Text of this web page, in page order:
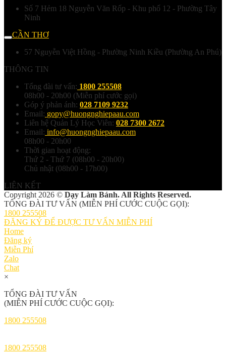
Số 7 Hẻm 18 Nguyễn Văn Rốp - Khu phố 12 - Phường Tây
Ninh
CẦN THƠ
57 Nguyễn Việt Hồng - Phường Ninh Kiều (Phường An Phú)
THÔNG TIN
Tổng đài tư vấn: 1800 255508
08h00 - 20h00 (Miễn phí cước gọi)
Góp ý phản ánh: 028 7109 9232
Email: gopy@huongnghiepaau.com
Liên hệ Quản Lý Học Viên: 028 7300 2672
Email: info@huongnghiepaau.com
08h00 - 20h00
Thời gian hoạt động:
Thứ 2 - Thứ 7 (08h00 - 20h00)
Chủ nhật (08h00 - 17h00)
LIÊN KẾT
Copyright 2026 © Dạy Làm Bánh. All Rights Reserved.
TỔNG ĐÀI TƯ VẤN (MIỄN PHÍ CƯỚC CUỘC GỌI):
1800 255508
ĐĂNG KÝ ĐỂ ĐƯỢC TƯ VẤN MIỄN PHÍ
Home
Đăng ký
Miễn Phí
Zalo
Chat
×
TỔNG ĐÀI TƯ VẤN
(MIỄN PHÍ CƯỚC CUỘC GỌI):
1800 255508
1800 255508